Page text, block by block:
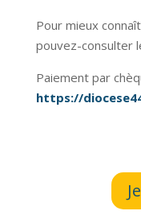
Pour mieux
pouvez-consulter
Paiement par
https://